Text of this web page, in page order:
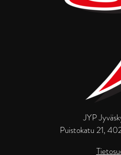
JYP
Puistokatu 21,